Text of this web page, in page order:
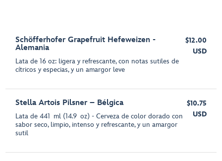
Schöfferhofer Grapefruit Hefeweizen -
Alemania
Lata de 16 oz: ligera y refrescante, con notas sutiles de
cítricos y especias, y un amargor leve
$12.00
USD
Stella Artois Pilsner – Bélgica
Lata de 441 ml (14.9 oz) - Cerveza de color dorado con
sabor seco, limpio, intenso y refrescante, y un amargor
sutil
$10.75
USD